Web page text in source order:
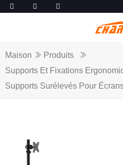
Maison
Produits
Supports Et Fixations
Supports Surélevés Pour